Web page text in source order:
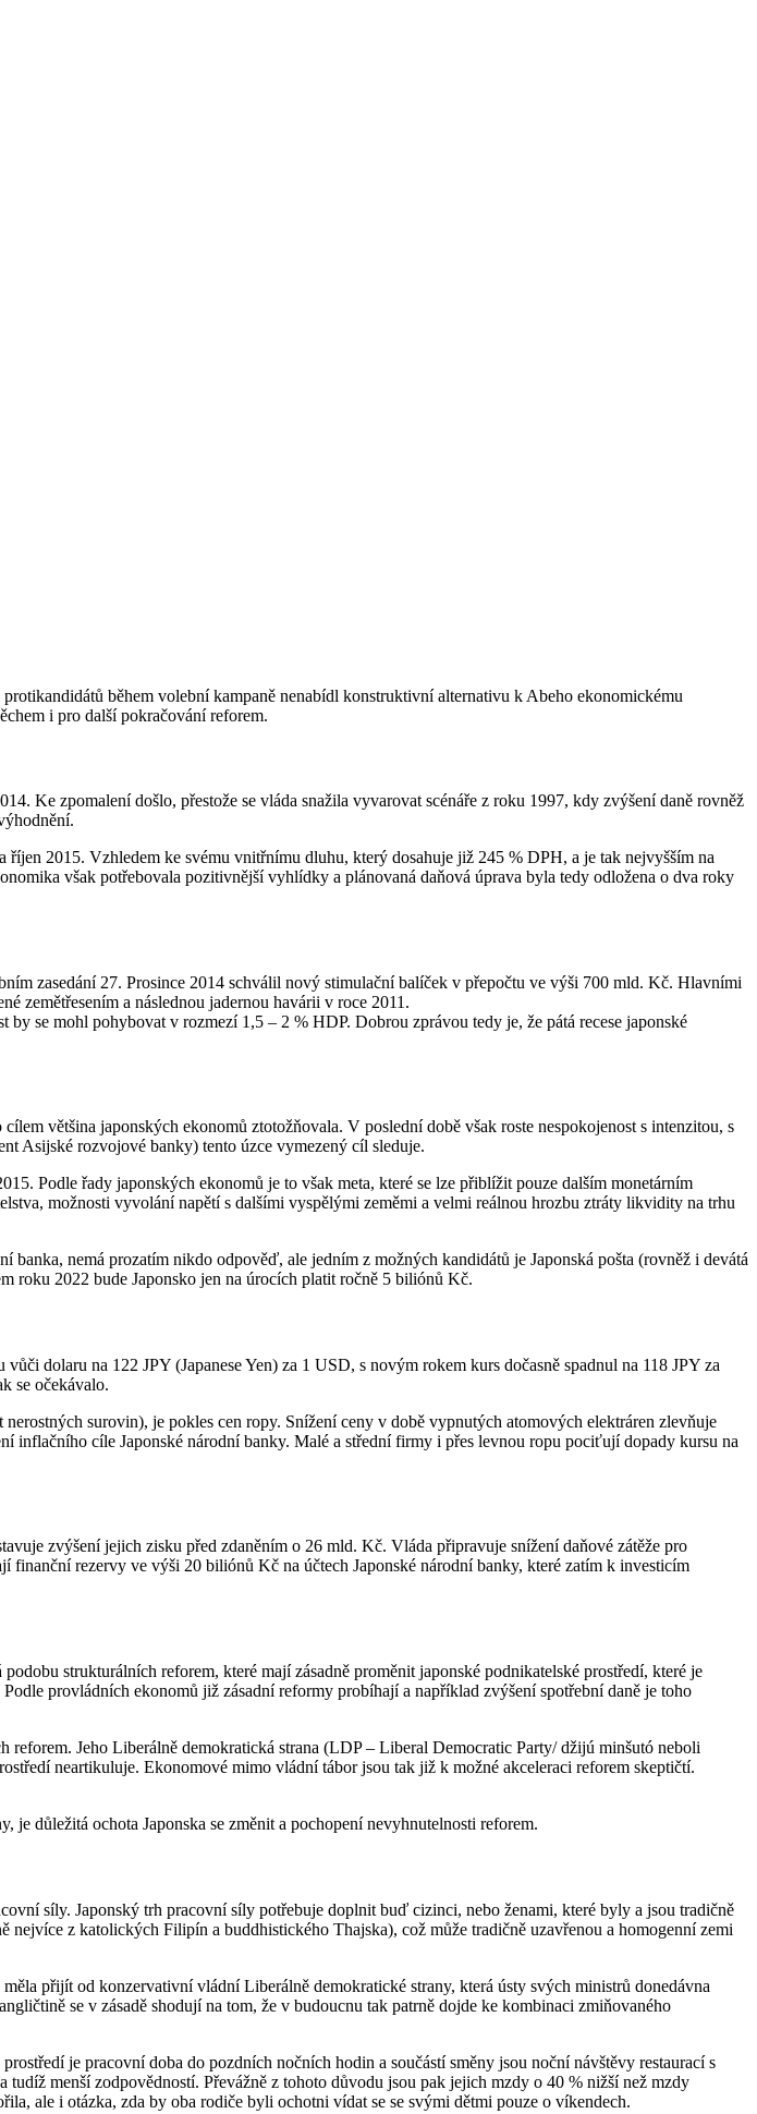
během volební kampaně nenabídl konstruktivní alternativu k Abeho ekonomickému
i pro další pokračování reforem.
Ke zpomalení došlo, přestože se vláda snažila vyvarovat scénáře z roku 1997, kdy zvýšení daně rovněž
2015. Vzhledem ke svému vnitřnímu dluhu, který dosahuje již 245 % DPH, a je tak nejvyšším na
však potřebovala pozitivnější vyhlídky a plánovaná daňová úprava byla tedy odložena o dva roky
zasedání 27. Prosince 2014 schválil nový stimulační balíček v přepočtu ve výši 700 mld. Kč. Hlavními
zemětřesením a následnou jadernou havárii v roce 2011.
se mohl pohybovat v rozmezí 1,5 – 2 % HDP. Dobrou zprávou tedy je, že pátá recese japonské
většina japonských ekonomů ztotožňovala. V poslední době však roste nespokojenost s intenzitou, s
Asijské rozvojové banky) tento úzce vymezený cíl sleduje.
Podle řady japonských ekonomů je to však meta, které se lze přiblížit pouze dalším monetárním
možnosti vyvolání napětí s dalšími vyspělými zeměmi a velmi reálnou hrozbu ztráty likvidity na trhu
nemá prozatím nikdo odpověď, ale jedním z možných kandidátů je Japonská pošta (rovněž i devátá
roku 2022 bude Japonsko jen na úrocích platit ročně 5 biliónů Kč.
dolaru na 122 JPY (Japanese Yen) za 1 USD, s novým rokem kurs dočasně spadnul na 118 JPY za
se očekávalo.
surovin), je pokles cen ropy. Snížení ceny v době vypnutých atomových elektráren zlevňuje
inflačního cíle Japonské národní banky. Malé a střední firmy i přes levnou ropu pociťují dopady kursu na
zvýšení jejich zisku před zdaněním o 26 mld. Kč. Vláda připravuje snížení daňové zátěže pro
finanční rezervy ve výši 20 biliónů Kč na účtech Japonské národní banky, které zatím k investicím
strukturálních reforem, které mají zásadně proměnit japonské podnikatelské prostředí, které je
provládních ekonomů již zásadní reformy probíhají a například zvýšení spotřební daně je toho
Jeho Liberálně demokratická strana (LDP – Liberal Democratic Party/ džijú minšutó neboli
neartikuluje. Ekonomové mimo vládní tábor jsou tak již k možné akceleraci reforem skeptičtí.
důležitá ochota Japonska se změnit a pochopení nevyhnutelnosti reforem.
síly. Japonský trh pracovní síly potřebuje doplnit buď cizinci, nebo ženami, které byly a jsou tradičně
z katolických Filipín a buddhistického Thajska), což může tradičně uzavřenou a homogenní zemi
přijít od konzervativní vládní Liberálně demokratické strany, která ústy svých ministrů donedávna
se v zásadě shodují na tom, že v budoucnu tak patrně dojde ke kombinaci zmiňovaného
je pracovní doba do pozdních nočních hodin a součástí směny jsou noční návštěvy restaurací s
menší zodpovědností. Převážně z tohoto důvodu jsou pak jejich mzdy o 40 % nižší než mzdy
ale i otázka, zda by oba rodiče byli ochotni vídat se se svými dětmi pouze o víkendech.